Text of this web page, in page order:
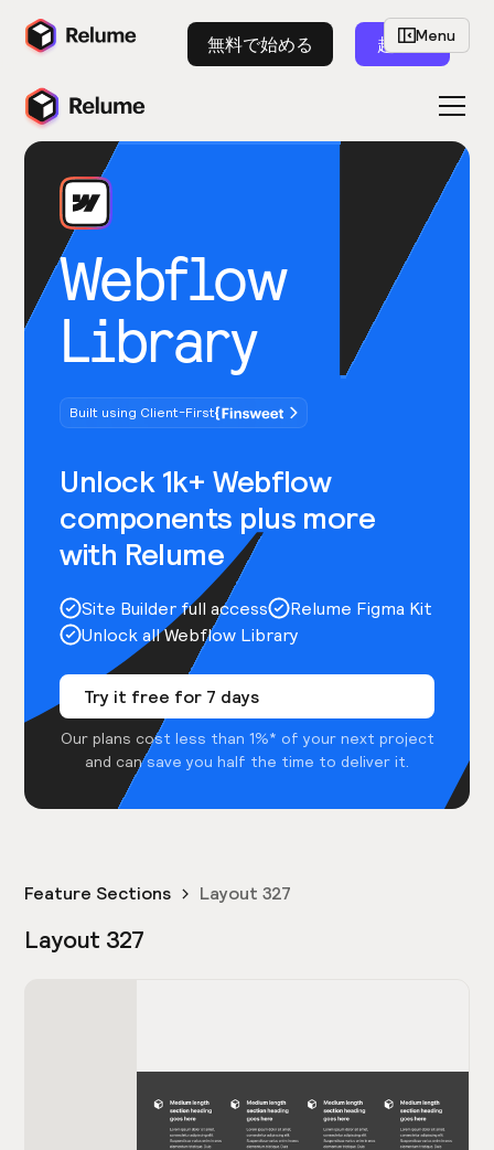
無料で始める 起動
Webflow
Library
Built using Client-First
Unlock 1k+ Webflow
components plus more
with Relume
Site Builder full access
Relume Figma Kit
Unlock all Webflow Library
Try it free for 7 days
Our plans cost less than 1%* of your next project
and can save you half the time to deliver it.
Menu
Feature Sections Layout 327
Layout 327